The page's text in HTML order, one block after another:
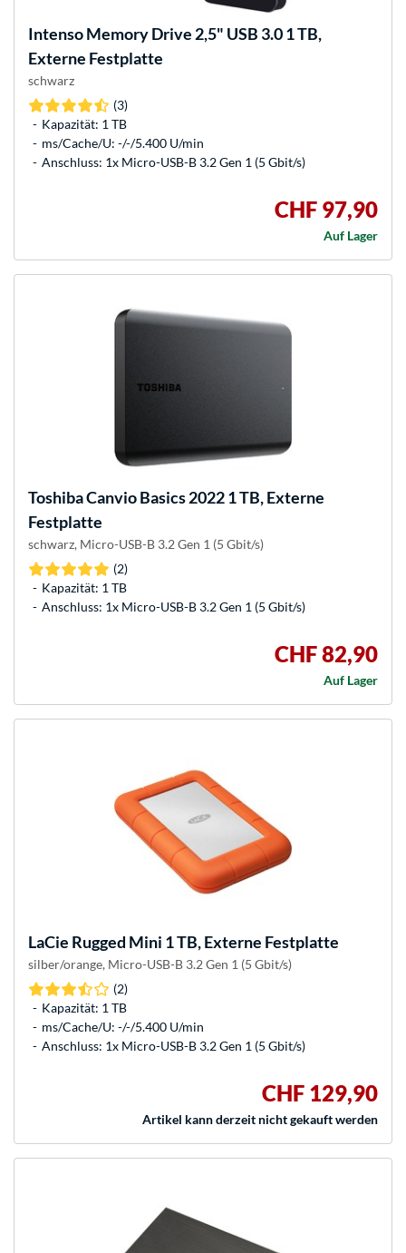
IntensoMemory Drive 2,5" USB 3.0 1 TB,
Externe Festplatte
schwarz
(3)
Kapazität: 1 TB
ms/Cache/U: -/-/5.400 U/min
Anschluss: 1x Micro-USB-B 3.2 Gen 1 (5 Gbit/s)
CHF 97,90
Auf Lager
ToshibaCanvio Basics 2022 1 TB, Externe
Festplatte
schwarz, Micro-USB-B 3.2 Gen 1 (5 Gbit/s)
(2)
Kapazität: 1 TB
Anschluss: 1x Micro-USB-B 3.2 Gen 1 (5 Gbit/s)
CHF 82,90
Auf Lager
LaCie Rugged Mini 1 TB, Externe Festplatte
silber/orange, Micro-USB-B 3.2 Gen 1 (5 Gbit/s)
(2)
Kapazität: 1 TB
ms/Cache/U: -/-/5.400 U/min
Anschluss: 1x Micro-USB-B 3.2 Gen 1 (5 Gbit/s)
CHF 129,90
Artikel kann derzeit nicht gekauft werden